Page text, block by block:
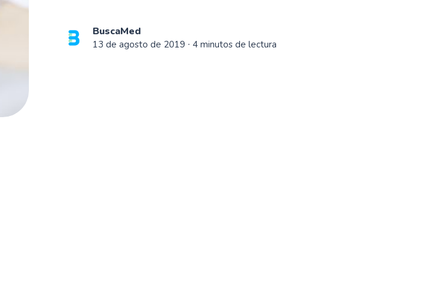
BuscaMed
13 de agosto de 2019 ∙ 4 minutos de lectura